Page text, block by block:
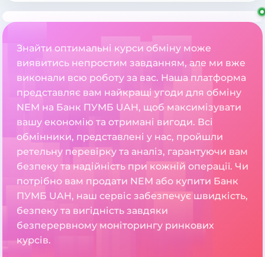
Знайти оптимальні курси обміну може
виявитись непростим завданням, але ми вже
виконали всю роботу за вас. Наша платформа
представляє вам найкращі угоди для обміну
NEM на Банк ПУМБ UAH, щоб максимізувати
вашу економію та отримані вигоди. Всі
обмінники, представлені у нас, пройшли
ретельну перевірку та аналіз, гарантуючи вам
безпеку та надійність при кожній операції. Чи
потрібно вам продати NEM або купити Банк
ПУМБ UAH, наш сервіс забезпечує швидкість,
безпеку та вигідність завдяки
безперервному моніторингу ринкових
курсів.